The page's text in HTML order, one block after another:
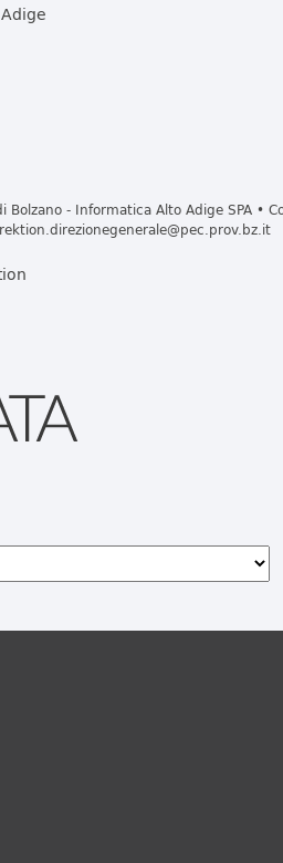
- Informatica Alto Adige SPA •